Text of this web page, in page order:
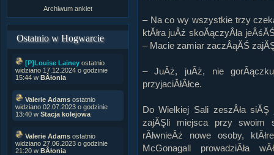
Archiwum ankiet
Ostatnio w Hogwarcie
[P]Louise Lainey ostatnio
widziano 17.12.2024 o godzinie
15:44 w BÂłonia
Valerie Adams ostatnio
widziano 02.07.2023 o godzinie
13:40 w Stacja kolejowa
Valerie Adams ostatnio
widziano 27.06.2023 o godzinie
21:20 w BÂłonia
– Na co wy wszystkie trzy
ktĂłra juÂż skoĂączyÂła
– Macie zamiar zaczÂąĂŚ
– JuÂż, juÂż, nie
przyjaciĂłÂłce.
Do Wielkiej Sali zeszÂła
zajĂŞli miejsca przy swoim
rĂłwnieÂż nowe osoby,
McGonagall prowadziÂła